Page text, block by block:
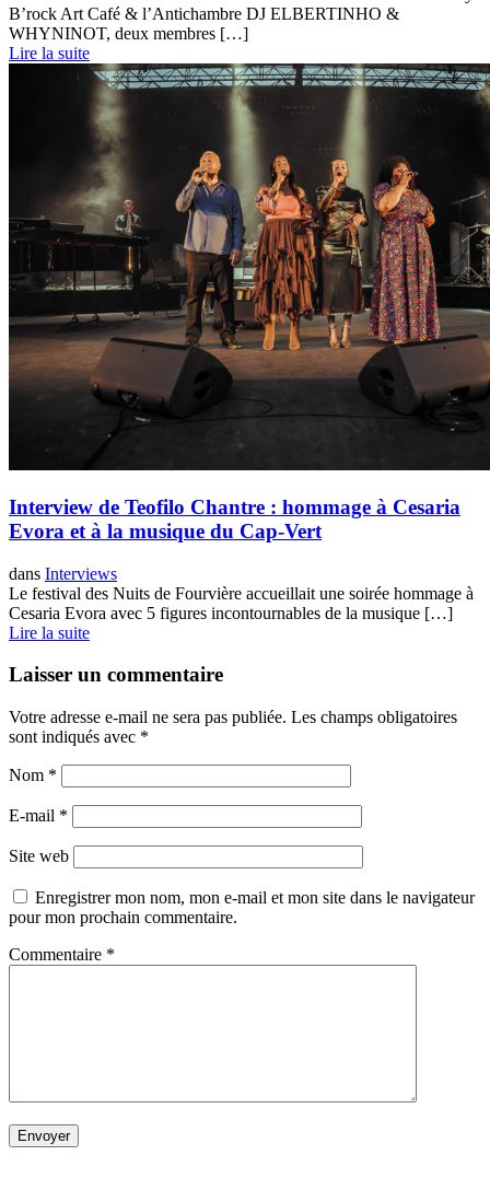
B’rock Art Café & l’Antichambre DJ ELBERTINHO &
WHYNINOT, deux membres […]
Lire la suite
Interview de Teofilo Chantre : hommage à Cesaria
Evora et à la musique du Cap-Vert
dans Interviews
Le festival des Nuits de Fourvière accueillait une soirée hommage à
Cesaria Evora avec 5 figures incontournables de la musique […]
Lire la suite
Laisser un commentaire
Votre adresse e-mail ne sera pas publiée. Les champs obligatoires
sont indiqués avec *
Nom *
E-mail *
Site web
Enregistrer mon nom, mon e-mail et mon site dans le navigateur
pour mon prochain commentaire.
Commentaire *